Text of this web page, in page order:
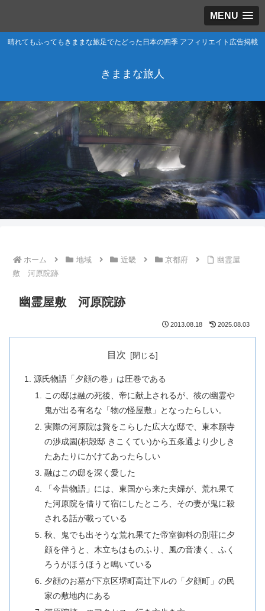
MENU
晴れてもふってもきままな旅足でたどった日本の四季 アフィリエイト広告掲載
きままな旅人
ホーム 地域 近畿 京都府
幽霊屋
敷 河原院跡
幽霊屋敷 河原院跡
2013.08.18 2025.08.03
目次
源氏物語「夕顔の巻」は圧巻である
この邸は融の死後、帝に献上されるが、彼の幽霊や
鬼が出る有名な「物の怪屋敷」となったらしい。
実際の河原院は贅をこらした広大な邸で、東本願寺
の渉成園(枳殻邸 きこくてい)から五条通より少しき
たあたりにかけてあったらしい
融はこの邸を深く愛した
「今昔物語」には、東国から来た夫婦が、荒れ果て
た河原院を借りて宿にしたところ、その妻が鬼に殺
される話が載っている
秋、鬼でも出そうな荒れ果てた帝室御料の別荘に夕
顔を伴うと、木立ちはものふり、風の音凄く、ふく
ろうがほうほうと鳴いている
夕顔のお墓が下京区堺町高辻下ルの「夕顔町」の民
家の敷地内にある